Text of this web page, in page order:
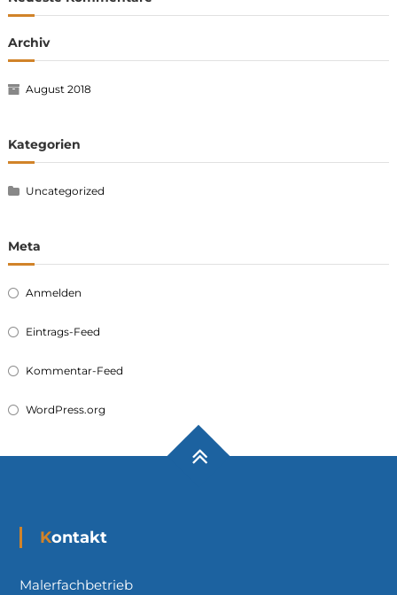
Archiv
August 2018
Kategorien
Uncategorized
Meta
Anmelden
Eintrags-Feed
Kommentar-Feed
WordPress.org
Kontakt
Malerfachbetrieb